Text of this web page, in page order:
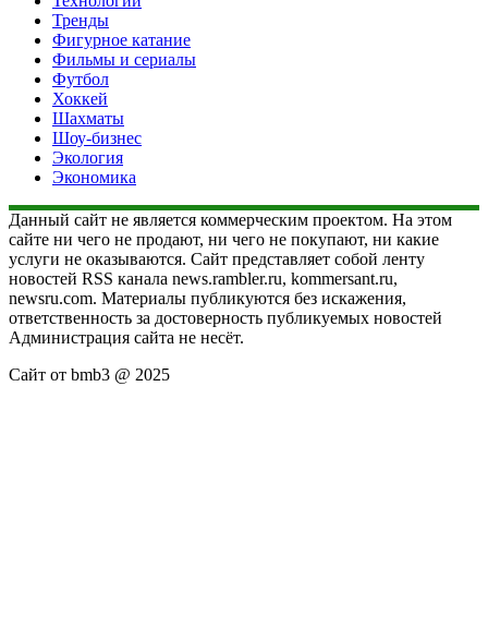
Тренды
Фигурное катание
Фильмы и сериалы
Футбол
Хоккей
Шахматы
Шоу-бизнес
Экология
Экономика
Данный сайт не является коммерческим проектом. На этом
сайте ни чего не продают, ни чего не покупают, ни какие
услуги не оказываются. Сайт представляет собой ленту
новостей RSS канала news.rambler.ru, kommersant.ru,
newsru.com. Материалы публикуются без искажения,
ответственность за достоверность публикуемых новостей
Администрация сайта не несёт.
Сайт от bmb3 @ 2025